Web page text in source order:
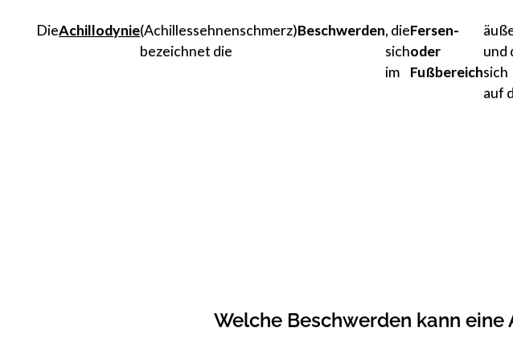
DieAchillodynie(Achillessehnenschmerz)
bezeichnet die
Beschwerden, die
sich
im
Fersen-
oder
Fußbereich
und
sich
auf
Welche Beschwerden kann